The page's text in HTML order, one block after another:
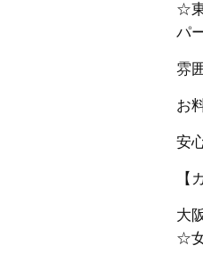
☆
パ
雰
お
安
【
大
☆